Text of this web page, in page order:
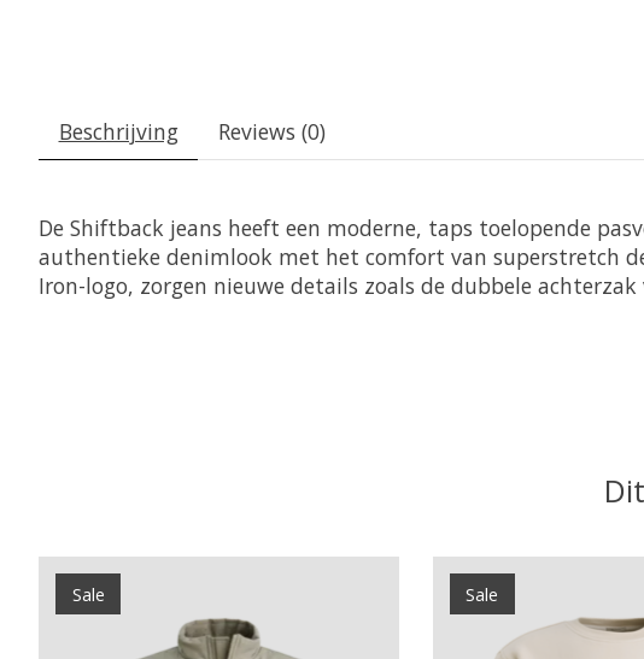
Beschrijving Reviews (0)
De Shiftback jeans heeft een moderne, taps toelopende
authentieke denimlook met het comfort van superstretch
Iron-logo, zorgen nieuwe details zoals de dubbele
Items van productcarrousel
Sale Sale